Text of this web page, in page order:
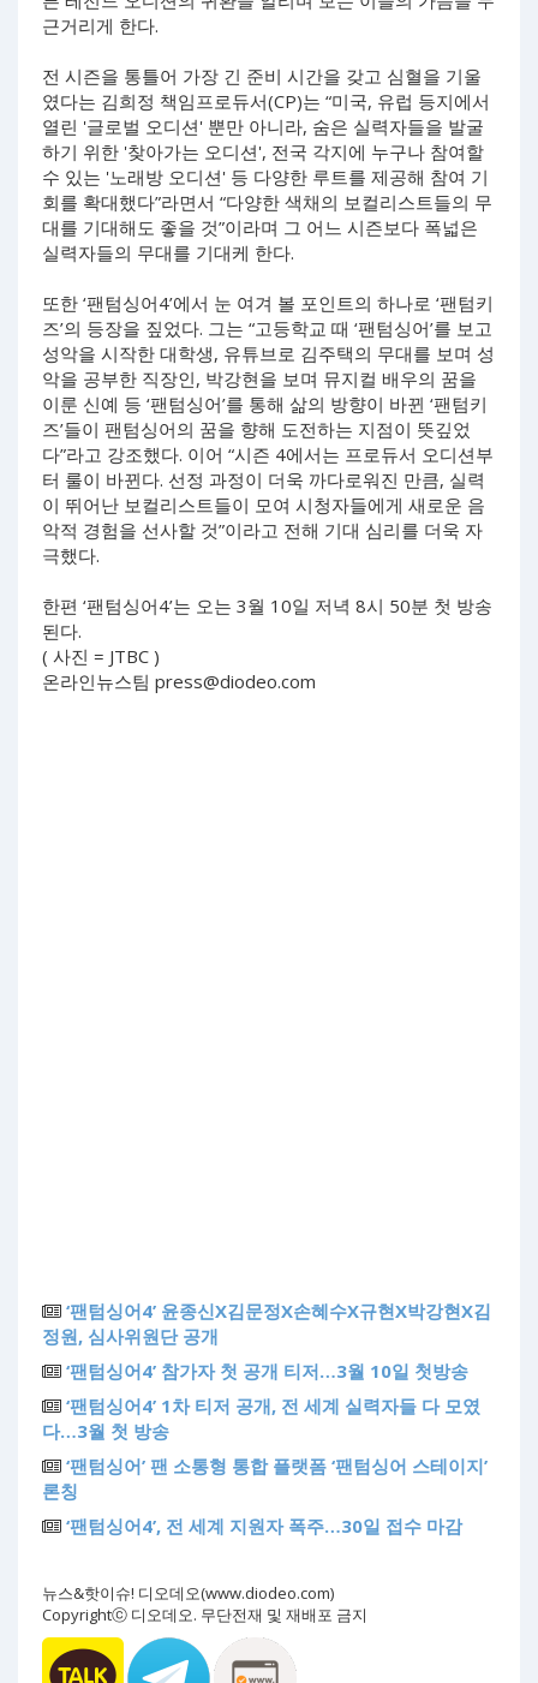
근거리게 한다.
전 시즌을 통틀어 가장 긴 준비 시간을 갖고 심혈을 기울
였다는 김희정 책임프로듀서(CP)는 “미국, 유럽 등지에서
열린 '글로벌 오디션' 뿐만 아니라, 숨은 실력자들을 발굴
하기 위한 '찾아가는 오디션', 전국 각지에 누구나 참여할
수 있는 '노래방 오디션' 등 다양한 루트를 제공해 참여 기
회를 확대했다”라면서 “다양한 색채의 보컬리스트들의 무
대를 기대해도 좋을 것”이라며 그 어느 시즌보다 폭넓은
실력자들의 무대를 기대케 한다.
또한 ‘팬텀싱어4’에서 눈 여겨 볼 포인트의 하나로 ‘팬텀키
즈’의 등장을 짚었다. 그는 “고등학교 때 ‘팬텀싱어’를 보고
성악을 시작한 대학생, 유튜브로 김주택의 무대를 보며 성
악을 공부한 직장인, 박강현을 보며 뮤지컬 배우의 꿈을
이룬 신예 등 ‘팬텀싱어’를 통해 삶의 방향이 바뀐 ‘팬텀키
즈’들이 팬텀싱어의 꿈을 향해 도전하는 지점이 뜻깊었
다”라고 강조했다. 이어 “시즌 4에서는 프로듀서 오디션부
터 룰이 바뀐다. 선정 과정이 더욱 까다로워진 만큼, 실력
이 뛰어난 보컬리스트들이 모여 시청자들에게 새로운 음
악적 경험을 선사할 것”이라고 전해 기대 심리를 더욱 자
극했다.
한편 ‘팬텀싱어4’는 오는 3월 10일 저녁 8시 50분 첫 방송
된다.
( 사진 = JTBC )
온라인뉴스팀 press@diodeo.com
‘팬텀싱어4’ 윤종신X김문정X손혜수X규현X박강현X김
정원, 심사위원단 공개
‘팬텀싱어4’ 참가자 첫 공개 티저…3월 10일 첫방송
‘팬텀싱어4’ 1차 티저 공개, 전 세계 실력자들 다 모였
다…3월 첫 방송
‘팬텀싱어’ 팬 소통형 통합 플랫폼 ‘팬텀싱어 스테이지’
론칭
‘팬텀싱어4’, 전 세계 지원자 폭주…30일 접수 마감
뉴스&핫이슈! 디오데오(www.diodeo.com)
Copyrightⓒ 디오데오. 무단전재 및 재배포 금지